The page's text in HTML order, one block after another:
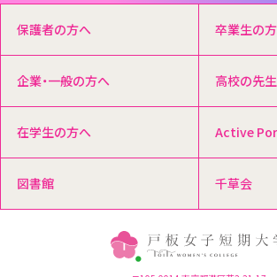
保護者の方へ 卒業生の
企業・一般の方へ 高校の先
在学生の方へ Active
図書館 千草会